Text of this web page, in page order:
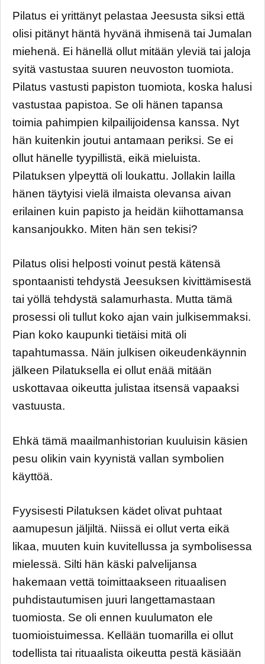
Pilatus ei yrittänyt pelastaa Jeesusta siksi että
olisi pitänyt häntä hyvänä ihmisenä tai Jumalan
miehenä. Ei hänellä ollut mitään yleviä tai jaloja
syitä vastustaa suuren neuvoston tuomiota.
Pilatus vastusti papiston tuomiota, koska halusi
vastustaa papistoa. Se oli hänen tapansa
toimia pahimpien kilpailijoidensa kanssa. Nyt
hän kuitenkin joutui antamaan periksi. Se ei
ollut hänelle tyypillistä, eikä mieluista.
Pilatuksen ylpeyttä oli loukattu. Jollakin lailla
hänen täytyisi vielä ilmaista olevansa aivan
erilainen kuin papisto ja heidän kiihottamansa
kansanjoukko. Miten hän sen tekisi?
Pilatus olisi helposti voinut pestä kätensä
spontaanisti tehdystä Jeesuksen kivittämisestä
tai yöllä tehdystä salamurhasta. Mutta tämä
prosessi oli tullut koko ajan vain julkisemmaksi.
Pian koko kaupunki tietäisi mitä oli
tapahtumassa. Näin julkisen oikeudenkäynnin
jälkeen Pilatuksella ei ollut enää mitään
uskottavaa oikeutta julistaa itsensä vapaaksi
vastuusta.
Ehkä tämä maailmanhistorian kuuluisin käsien
pesu olikin vain kyynistä vallan symbolien
käyttöä.
Fyysisesti Pilatuksen kädet olivat puhtaat
aamupesun jäljiltä. Niissä ei ollut verta eikä
likaa, muuten kuin kuvitellussa ja symbolisessa
mielessä. Silti hän käski palvelijansa
hakemaan vettä toimittaakseen rituaalisen
puhdistautumisen juuri langettamastaan
tuomiosta. Se oli ennen kuulumaton ele
tuomioistuimessa. Kellään tuomarilla ei ollut
todellista tai rituaalista oikeutta pestä käsiään